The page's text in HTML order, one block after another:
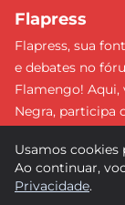
Flapress
Flapress, sua
e debates no
Flamengo! Aqui,
Negra, participa
lance e esteja
apaixonada do
Usamos cookies
Ao continuar,
Privacidade.